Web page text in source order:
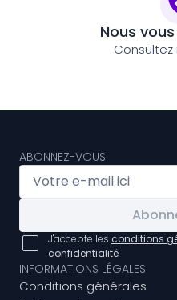
Nous
ABONNEZ-VOUS
J'accepte les conditions
confidentialité
INFORMATIONS LÉGALES
Conditions générales